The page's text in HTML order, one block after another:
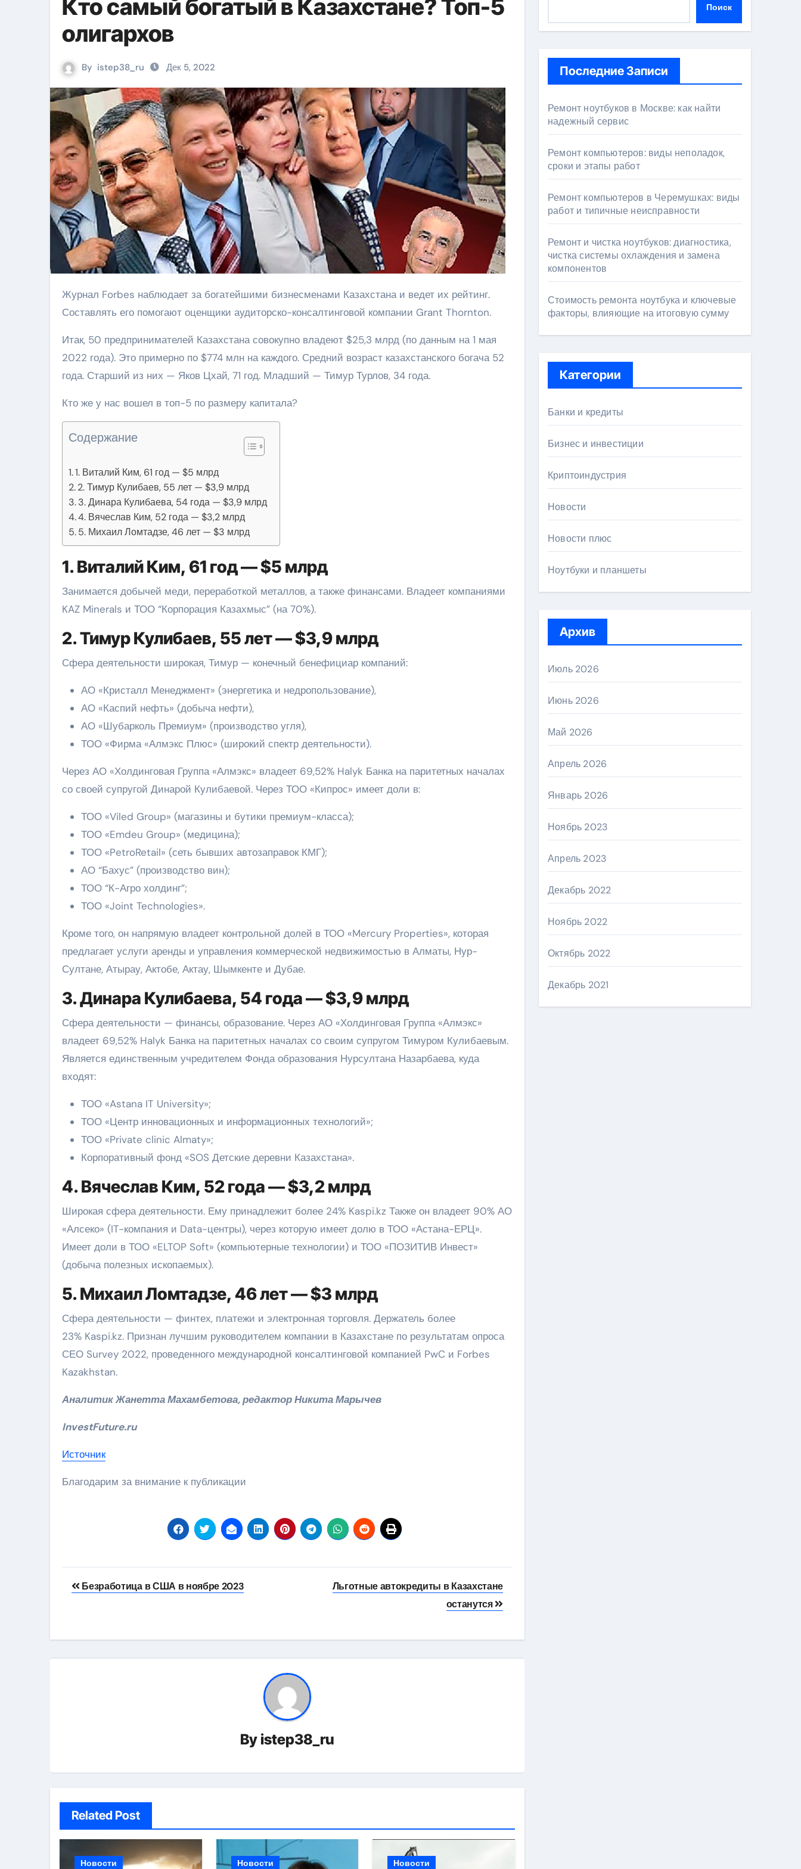
Кто самый богатый в Казахстане? Топ-5
олигархов
By istep38_ru Дек 5, 2022
Журнал Forbes наблюдает за богатейшими бизнесменами Казахстана и ведет их рейтинг.
Составлять его помогают оценщики аудиторско-консалтинговой компании Grant Thornton.
Итак, 50 предпринимателей Казахстана совокупно владеют $25,3 млрд (по данным на 1 мая
2022 года). Это примерно по $774 млн на каждого. Средний возраст казахстанского богача 52
года. Старший из них — Яков Цхай, 71 год. Младший — Тимур Турлов, 34 года.
Кто же у нас вошел в топ-5 по размеру капитала?
Содержание
1. Виталий Ким, 61 год — $5 млрд
2. Тимур Кулибаев, 55 лет — $3,9 млрд
3. Динара Кулибаева, 54 года — $3,9 млрд
4. Вячеслав Ким, 52 года — $3,2 млрд
5. Михаил Ломтадзе, 46 лет — $3 млрд
1. Виталий Ким, 61 год — $5 млрд
Занимается добычей меди, переработкой металлов, а также финансами. Владеет компаниями
KAZ Minerals и ТОО “Корпорация Казахмыс” (на 70%).
2. Тимур Кулибаев, 55 лет — $3,9 млрд
Сфера деятельности широкая, Тимур — конечный бенефициар компаний:
АО «Кристалл Менеджмент» (энергетика и недропользование),
АО «Каспий нефть» (добыча нефти),
АО «Шубарколь Премиум» (производство угля),
ТОО «Фирма «Алмэкс Плюс» (широкий спектр деятельности).
Через АО «Холдинговая Группа «Алмэкс» владеет 69,52% Halyk Банка на паритетных началах
со своей супругой Динарой Кулибаевой. Через ТОО «Кипрос» имеет доли в:
ТОО «Viled Group» (магазины и бутики премиум-класса);
ТОО «Emdeu Group» (медицина);
ТОО «PetroRetail» (сеть бывших автозаправок КМГ);
АО “Бахус” (производство вин);
ТОО “К-Агро холдинг”;
ТОО «Joint Technologies».
Кроме того, он напрямую владеет контрольной долей в ТОО «Mercury Properties», которая
предлагает услуги аренды и управления коммерческой недвижимостью в Алматы, Нур-
Султане, Атырау, Актобе, Актау, Шымкенте и Дубае.
3. Динара Кулибаева, 54 года — $3,9 млрд
Сфера деятельности — финансы, образование. Через АО «Холдинговая Группа «Алмэкс»
владеет 69,52% Halyk Банка на паритетных началах со своим супругом Тимуром Кулибаевым.
Является единственным учредителем Фонда образования Нурсултана Назарбаева, куда
входят:
ТОО «Astana IT University»;
ТОО «Центр инновационных и информационных технологий»;
ТОО «Private clinic Almaty»;
Корпоративный фонд «SOS Детские деревни Казахстана».
4. Вячеслав Ким, 52 года — $3,2 млрд
Широкая сфера деятельности. Ему принадлежит более 24% Kaspi.kz Также он владеет 90% АО
«Алсеко» (IT-компания и Data-центры), через которую имеет долю в ТОО «Астана-ЕРЦ».
Имеет доли в ТОО «ELTOP Soft» (компьютерные технологии) и ТОО «ПОЗИТИВ Инвест»
(добыча полезных ископаемых).
5. Михаил Ломтадзе, 46 лет — $3 млрд
Сфера деятельности — финтех, платежи и электронная торговля. Держатель более
23% Kaspi.kz. Признан лучшим руководителем компании в Казахстане по результатам опроса
СЕО Survey 2022, проведенного международной консалтинговой компанией PwC и Forbes
Kazakhstan.
Аналитик Жанетта Махамбетова, редактор Никита Марычев
InvestFuture.ru
Источник
Благодарим за внимание к публикации
Навигация
Безработица в США в ноябре 2023
Льготные автокредиты в Казахстане
останутся
By istep38_ru
Related Post
Новости Новости Новости
Поиск
Последние Записи
Ремонт ноутбуков в Москве: как найти
надежный сервис
Ремонт компьютеров: виды неполадок,
сроки и этапы работ
Ремонт компьютеров в Черемушках: виды
работ и типичные неисправности
Ремонт и чистка ноутбуков: диагностика,
чистка системы охлаждения и замена
компонентов
Стоимость ремонта ноутбука и ключевые
факторы, влияющие на итоговую сумму
Категории
Банки и кредиты
Бизнес и инвестиции
Криптоиндустрия
Новости
Новости плюс
Ноутбуки и планшеты
Архив
Июль 2026
Июнь 2026
Май 2026
Апрель 2026
Январь 2026
Ноябрь 2023
Апрель 2023
Декабрь 2022
Ноябрь 2022
Октябрь 2022
Декабрь 2021